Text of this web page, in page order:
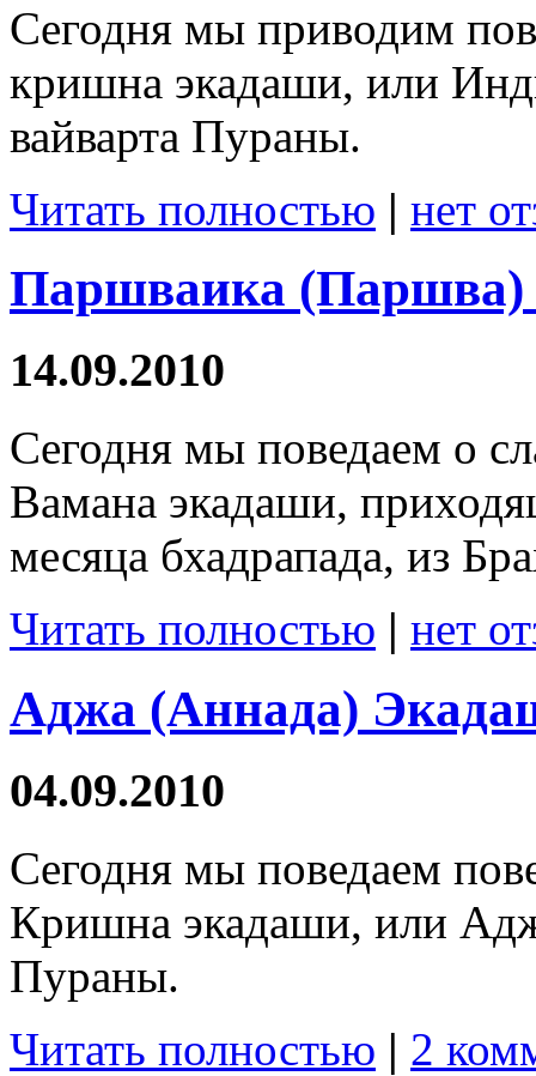
Сегодня мы приводим
кришна экадаши, или
вайварта Пураны.
Читать полностью | нет
Паршваика
14.09.2010
Сегодня мы поведаем о
Вамана экадаши,
месяца бхадрапада, из
Читать полностью | нет
Аджа (Аннада)
04.09.2010
Сегодня мы поведаем
Кришна экадаши, или
Пураны.
Читать полностью | 2